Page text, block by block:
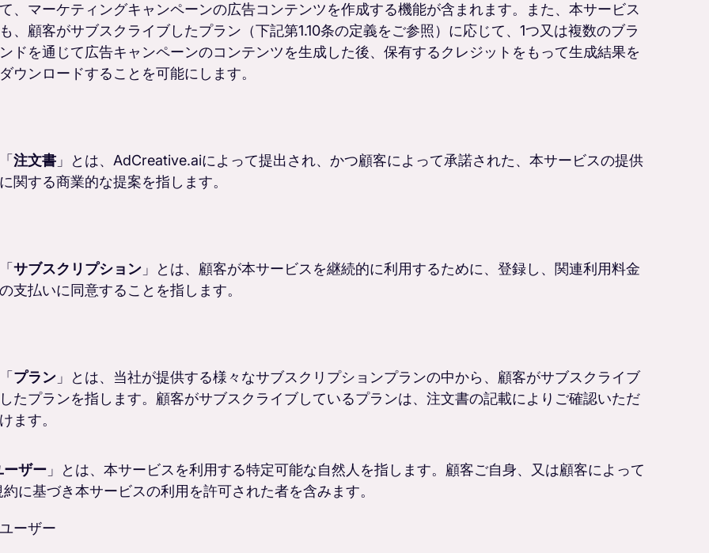
、マーケティングキャンペーンの広告コンテンツを作成する機能が含まれます。また、本サービス
、顧客がサブスクライブしたプラン（下記第1.10条の定義をご参照）に応じて、1つ又は複数のブラ
ドを通じて広告キャンペーンのコンテンツを生成した後、保有するクレジットをもって生成結果を
ウンロードすることを可能にします。
注文書」とは、AdCreative.aiによって提出され、かつ顧客によって承諾された、本サービスの提供
関する商業的な提案を指します。
サブスクリプション」とは、顧客が本サービスを継続的に利用するために、登録し、関連利用料金
支払いに同意することを指します。
プラン」とは、当社が提供する様々なサブスクリプションプランの中から、顧客がサブスクライブ
たプランを指します。顧客がサブスクライブしているプランは、注文書の記載によりご確認いただ
ます。
ーザー」とは、本サービスを利用する特定可能な自然人を指します。顧客ご自身、又は顧客によって
に基づき本サービスの利用を許可された者を含みます。
ーザー